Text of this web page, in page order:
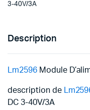
3-40V/3A
Description
Lm2596Module
description de
DC 3-40V/3A